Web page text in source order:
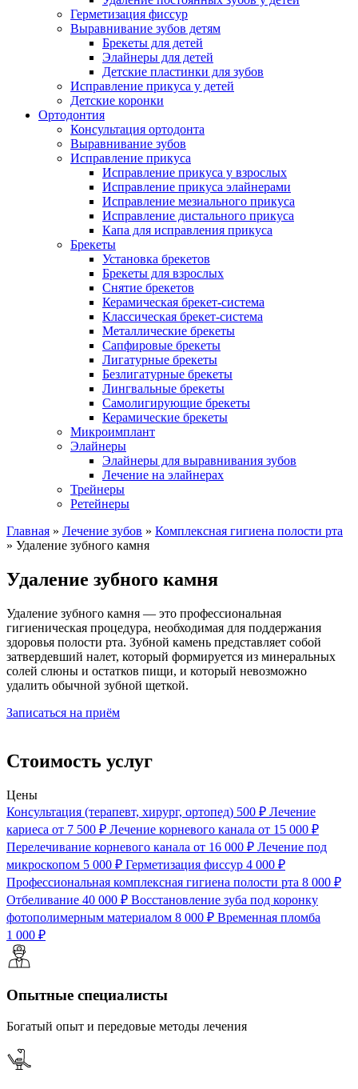
Герметизация фиссур
Выравнивание зубов детям
Брекеты для детей
Элайнеры для детей
Детские пластинки для зубов
Исправление прикуса у детей
Детские коронки
Ортодонтия
Консультация ортодонта
Выравнивание зубов
Исправление прикуса
Исправление прикуса у взрослых
Исправление прикуса элайнерами
Исправление мезиального прикуса
Исправление дистального прикуса
Капа для исправления прикуса
Брекеты
Установка брекетов
Брекеты для взрослых
Снятие брекетов
Керамическая брекет-система
Классическая брекет-система
Металлические брекеты
Сапфировые брекеты
Лигатурные брекеты
Безлигатурные брекеты
Лингвальные брекеты
Самолигирующие брекеты
Керамические брекеты
Микроимплант
Элайнеры
Элайнеры для выравнивания зубов
Лечение на элайнерах
Трейнеры
Ретейнеры
Главная » Лечение зубов » Комплексная гигиена полости рта
» Удаление зубного камня
Удаление зубного камня
Удаление зубного камня — это профессиональная
гигиеническая процедура, необходимая для поддержания
здоровья полости рта. Зубной камень представляет собой
затвердевший налет, который формируется из минеральных
солей слюны и остатков пищи, и который невозможно
удалить обычной зубной щеткой.
Записаться на приём
Стоимость услуг
Цены
Консультация (терапевт, хирург, ортопед) 500 ₽ Лечение
кариеса от 7 500 ₽ Лечение корневого канала от 15 000 ₽
Перелечивание корневого канала от 16 000 ₽ Лечение под
микроскопом 5 000 ₽ Герметизация фиссур 4 000 ₽
Профессиональная комплексная гигиена полости рта 8 000 ₽
Отбеливание 40 000 ₽ Восстановление зуба под коронку
фотополимерным материалом 8 000 ₽ Временная пломба
1 000 ₽
Опытные специалисты
Богатый опыт и передовые методы лечения